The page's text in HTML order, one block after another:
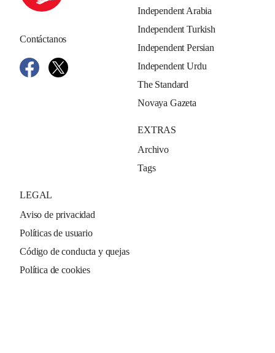
Contáctanos
Independent Arabia
Independent Turkish
Independent Persian
Independent Urdu
The Standard
Novaya Gazeta
EXTRAS
Archivo
Tags
LEGAL
Aviso de privacidad
Políticas de usuario
Código de conducta y quejas
Política de cookies